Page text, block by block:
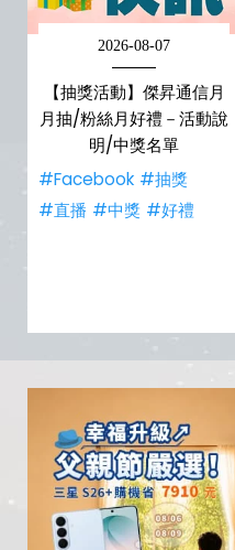
2026-08-07
【抽獎活動】傑昇通信月
月抽/粉絲月好禮－活動說
明/中獎名單
#Facebook #抽獎
#直播 #中獎 #好禮